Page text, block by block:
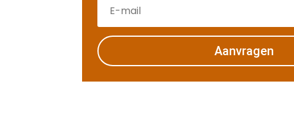
Aanvragen